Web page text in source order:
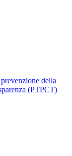
della
(PTPCT)